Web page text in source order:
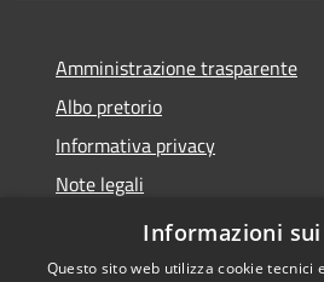
Amministrazione trasparente
Albo pretorio
Informativa privacy
Note legali
Dichiarazione di accessibilità
Informazioni
Questo sito web utilizza cookie tecnici